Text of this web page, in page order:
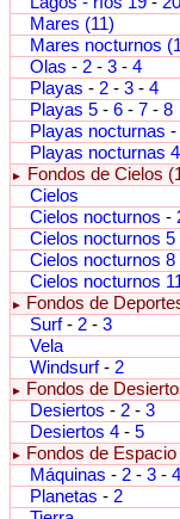
Mares (11)
Mares nocturnos
Olas - 2 - 3 - 4
Playas - 2 - 3 - 4
Playas 5 - 6 - 7 - 8
Playas nocturnas -
Playas nocturnas 4
►
Fondos de Cielos
Cielos
Cielos nocturnos -
Cielos nocturnos 5
Cielos nocturnos 8
Cielos nocturnos
►
Fondos de
Surf- 2 - 3
Vela
Windsurf- 2
►
Fondos de
Desiertos - 2 - 3
Desiertos 4 - 5
►
Fondos de Espacio
Máquinas - 2 - 3 - 4
Planetas - 2